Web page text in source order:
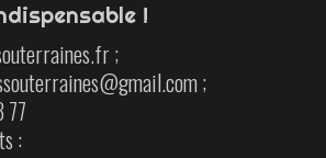
!
;
;
: